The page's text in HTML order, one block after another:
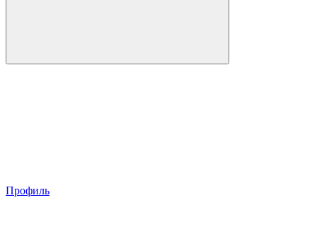
Профиль